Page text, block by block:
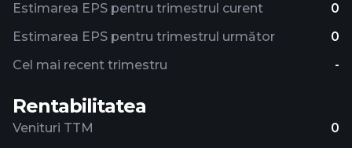
Estimarea EPS pentru trimestrul curent
0
Estimarea EPS pentru trimestrul următor
0
Cel mai recent trimestru
-
Rentabilitatea
Venituri TTM
0